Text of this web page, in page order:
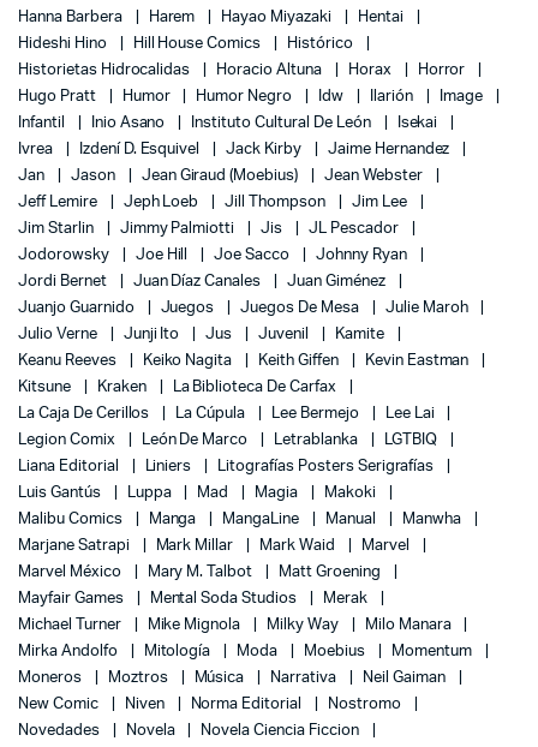
Hanna Barbera
Harem Hayao Miyazaki
Hentai
Hideshi Hino
Hill House Comics
Histórico
Historietas Hidrocalidas
Horacio Altuna Horax
Horror
Hugo Pratt
Humor Humor Negro Idw Ilarión
Image
Infantil
Inio Asano Instituto Cultural De León
Isekai
Ivrea
Izdení D. Esquivel Jack Kirby
Jaime Hernandez
Jan
Jason Jean Giraud (Moebius)
Jean Webster
Jeff Lemire
Jeph Loeb Jill Thompson
Jim Lee
Jim Starlin
Jimmy Palmiotti Jis
JL Pescador
Jodorowsky
Joe Hill Joe Sacco
Johnny Ryan
Jordi Bernet
Juan Díaz Canales
Juan Giménez
Juanjo Guarnido
Juegos Juegos De Mesa
Julie Maroh
Julio Verne
Junji Ito Jus Juvenil
Kamite
Keanu Reeves
Keiko Nagita Keith Giffen
Kevin Eastman
Kitsune
Kraken
La Biblioteca De Carfax
La Caja De Cerillos
La Cúpula Lee Bermejo
Lee Lai
Legion Comix
León De Marco Letrablanka
LGTBIQ
Liana Editorial
Liniers
Litografías Posters Serigrafías
Luis Gantús
Luppa Mad Magia
Makoki
Malibu Comics
Manga MangaLine Manual
Manwha
Marjane Satrapi
Mark Millar Mark Waid
Marvel
Marvel México
Mary M. Talbot
Matt Groening
Mayfair Games
Mental Soda Studios
Merak
Michael Turner
Mike Mignola Milky Way
Milo Manara
Mirka Andolfo
Mitología Moda Moebius
Momentum
Moneros
Moztros Música Narrativa
Neil Gaiman
New Comic
Niven Norma Editorial
Nostromo
Novedades
Novela
Novela Ciencia Ficcion